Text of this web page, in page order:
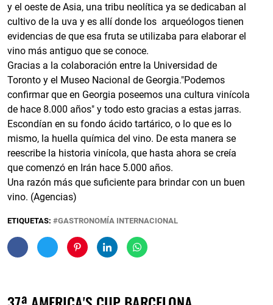
y el oeste de Asia, una tribu neolítica ya se dedicaban al
cultivo de la uva y es allí donde los arqueólogos tienen
evidencias de que esa fruta se utilizaba para elaborar el
vino más antiguo que se conoce.
Gracias a la colaboración entre la Universidad de
Toronto y el Museo Nacional de Georgia."Podemos
confirmar que en Georgia poseemos una cultura vinícola
de hace 8.000 años" y todo esto gracias a estas jarras.
Escondían en su fondo ácido tartárico, o lo que es lo
mismo, la huella química del vino. De esta manera se
reescribe la historia vinícola, que hasta ahora se creía
que comenzó en Irán hace 5.000 años.
Una razón más que suficiente para brindar con un buen
vino. (Agencias)
ETIQUETAS: GASTRONOMÍA INTERNACIONAL